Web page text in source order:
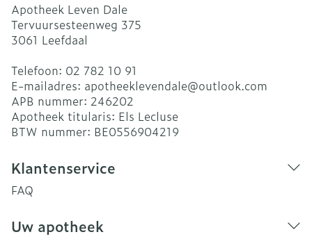
Apotheek Leven Dale
Tervuursesteenweg 375
3061 Leefdaal
Telefoon: 02 782 10 91
E-mailadres: apotheeklevendale@outlook.com
APB nummer: 246202
Apotheek titularis: Els Lecluse
BTW nummer: BE0556904219
Klantenservice
FAQ
Uw apotheek